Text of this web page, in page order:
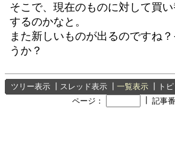
そこで、現在のものに対して買
するのかなと。
また新しいものが出るのですね
うか？
ツリー表示 スレッド表示 一覧表示 ト
ページ：
記事